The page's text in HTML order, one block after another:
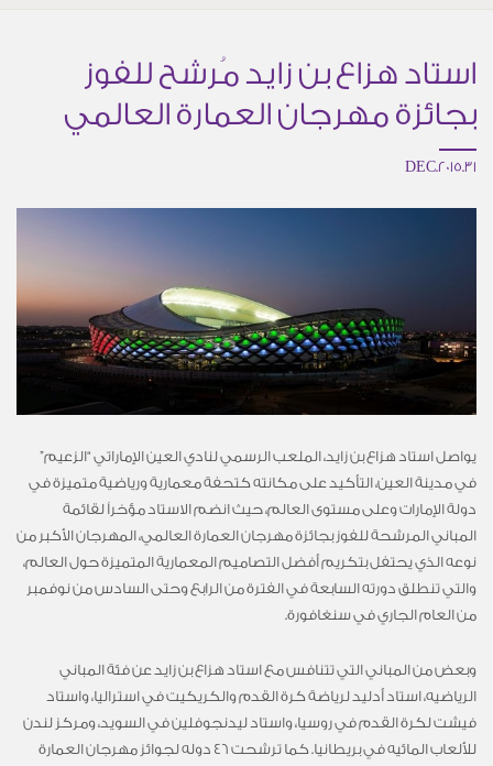
استاد هزاع بن زايد مُرشح للفوز
بجائزة مهرجان العمارة العالمي
31.DEC.2015
يواصل استاد هزاع بن زايد، الملعب الرسمي لنادي العين الإماراتي “الزعيم”
في مدينة العين، التأكيد على مكانته كتحفة معمارية ورياضية متميزة في
دولة الإمارات وعلى مستوى العالم، حيث انضم الاستاد مؤخراً لقائمة
المباني المرشحة للفوز بجائزة مهرجان العمارة العالمي، المهرجان الأكبر من
نوعه الذي يحتفل بتكريم أفضل التصاميم المعمارية المتميزة حول العالم،
والتي تنطلق دورته السابعة في الفترة من الرابع وحتى السادس من نوفمبر
من العام الجاري في سنغافورة.
وبعض من المباني التي تتنافس مع استاد هزاع بن زايد عن فئة المباني
الرياضيه، استاد أدليد لرياضة كرة القدم والكريكيت في استراليا، واستاد
فيشت لكرة القدم في روسيا، واستاد ليدنجوفلين في السويد، ومركز لندن
للألعاب المائيه في بريطانيا. كما ترشحت 46 دوله لجوائز مهرجان العمارة